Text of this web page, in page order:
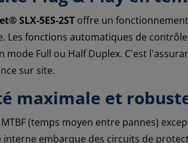
SLX-5ES-2ST offre un
Les fonctions automatiques de
mode Full ou Half Duplex. C'est
sur site.
maximale et
(temps moyen entre pannes)
embarque des circuits de